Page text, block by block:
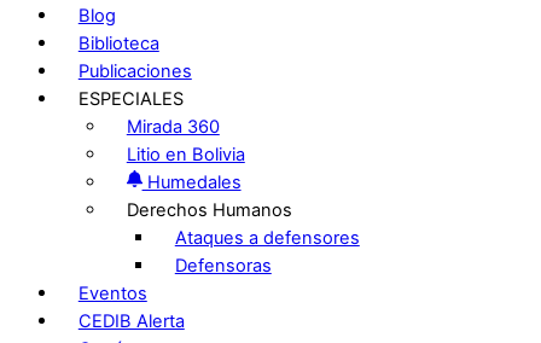
Blog
Biblioteca
Publicaciones
ESPECIALES
Mirada 360
Litio en Bolivia
Humedales
Derechos Humanos
Ataques a defensores
Defensoras
Eventos
CEDIB Alerta